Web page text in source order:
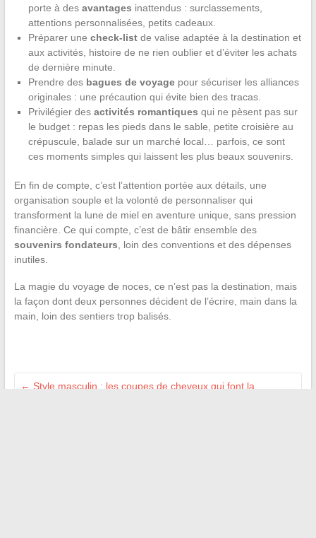
porte à des avantages inattendus : surclassements,
attentions personnalisées, petits cadeaux.
Préparer une check-listde valise adaptée à la destination et
aux activités, histoire de ne rien oublier et d’éviter les achats
de dernière minute.
Prendre des bagues de voyagepour sécuriser les alliances
originales : une précaution qui évite bien des tracas.
Privilégier des activités romantiques qui ne pèsent pas sur
le budget : repas les pieds dans le sable, petite croisière au
crépuscule, balade sur un marché local… parfois, ce sont
ces moments simples qui laissent les plus beaux souvenirs.
En fin de compte, c’est l’attention portée aux détails, une
organisation souple et la volonté de personnaliser qui
transforment la lune de miel en aventure unique, sans pression
financière. Ce qui compte, c’est de bâtir ensemble des
souvenirs fondateurs , loin des conventions et des dépenses
inutiles.
La magie du voyage de noces, ce n’est pas la destination, mais
la façon dont deux personnes décident de l’écrire, main dans la
main, loin des sentiers trop balisés.
← Style masculin : les coupes de cheveux qui font la